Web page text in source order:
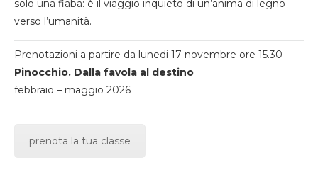
solo una fiaba: è il viaggio inquieto di un’anima di legno
verso l’umanità.
Prenotazioni a partire da lunedi 17 novembre ore 15.30
Pinocchio. Dalla favola al destino
febbraio – maggio 2026
prenota la tua classe